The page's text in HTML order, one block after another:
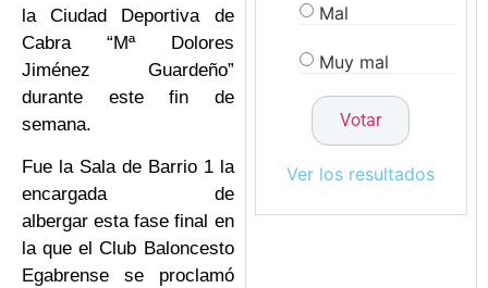
la Ciudad Deportiva de
Cabra “Mª Dolores
Jiménez Guardeño”
durante este fin de
semana.
Fue la Sala de Barrio 1 la
encargada de
albergar esta fase final en
la que el Club Baloncesto
Egabrense se proclamó
Mal
Muy mal
Ver los resultados